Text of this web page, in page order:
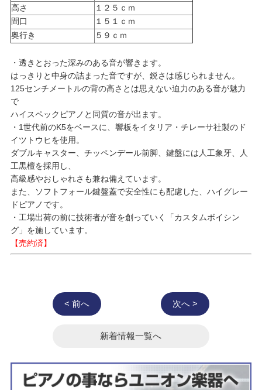
高さ
１２５ｃｍ
間口
１５１ｃｍ
奥行き
５９ｃｍ
・透きとおった深みのある音が響きます。
はっきりと中身の詰まった音ですが、鋭さは感じられません。
125センチメートルの背の高さとは思えない迫力のある音が魅力
で
ハイスペックピアノと同質の音が出ます。
・1世代前のK5をベースに、響板をイタリア・チレーサ社製のド
イツトウヒを使用。
ダブルキャスター、チッペンデール前脚、鍵盤には人工象牙、人
工黒檀を採用し、
高級感やおしゃれさも兼ね備えています。
また、ソフトフォール鍵盤蓋で安全性にも配慮した、ハイグレー
ドピアノです。
・工場出荷の前に技術者が音を創っていく「カスタムボイシン
グ」を施しています。
【売約済】
< 前へ 次へ >
新着情報一覧へ